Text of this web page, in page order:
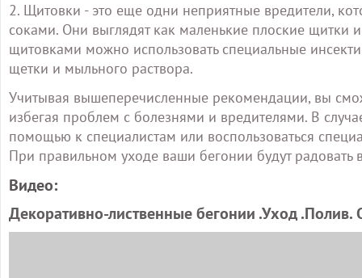
2. Щитовки - это еще одни неприятные вредители,
соками. Они выглядят как маленькие плоские
щитовками можно использовать специальные
щетки и мыльного раствора.
Учитывая вышеперечисленные рекомендации, вы
избегая проблем с болезнями и вредителями. В
помощью к специалистам или воспользоваться
При правильном уходе ваши бегонии будут радовать
Видео:
Декоративно-лиственные бегонии .Уход .Полив.